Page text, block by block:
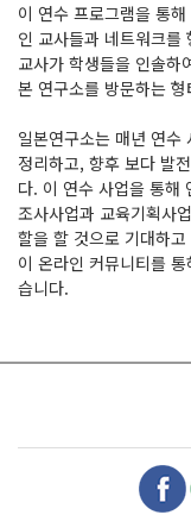
이 연수 프로그램을 통
인 교사들과 네트워크를
교사가 학생들을 인솔하
본 연구소를 방문하는
일본연구소는 매년 연수
정리하고, 향후 보다 발
다. 이 연수 사업을 통해
조사사업과 교육기획사
할을 할 것으로 기대하
이 온라인 커뮤니티를
습니다.